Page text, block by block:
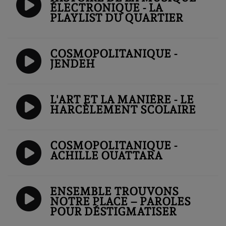
ÉLECTRONIQUE - LA
PLAYLIST DU QUARTIER
COSMOPOLITANIQUE -
JENDEH
L'ART ET LA MANIÈRE - LE
HARCÈLEMENT SCOLAIRE
COSMOPOLITANIQUE -
ACHILLE OUATTARA
ENSEMBLE TROUVONS
NOTRE PLACE – PAROLES
POUR DÉSTIGMATISER